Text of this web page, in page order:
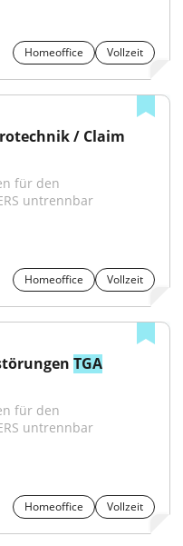
Homeoffice Vollzeit
/ Claim
für den
untrennbar
Homeoffice Vollzeit
TGA
für den
untrennbar
Homeoffice Vollzeit